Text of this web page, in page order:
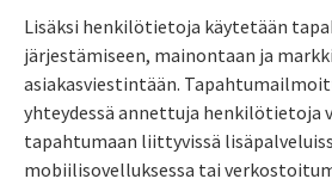
Lisäksi henkilötietoja käytetään
järjestämiseen, mainontaan ja
asiakasviestintään.
yhteydessä annettuja henkilötietoja
tapahtumaan liittyvissä
mobiilisovelluksessa tai